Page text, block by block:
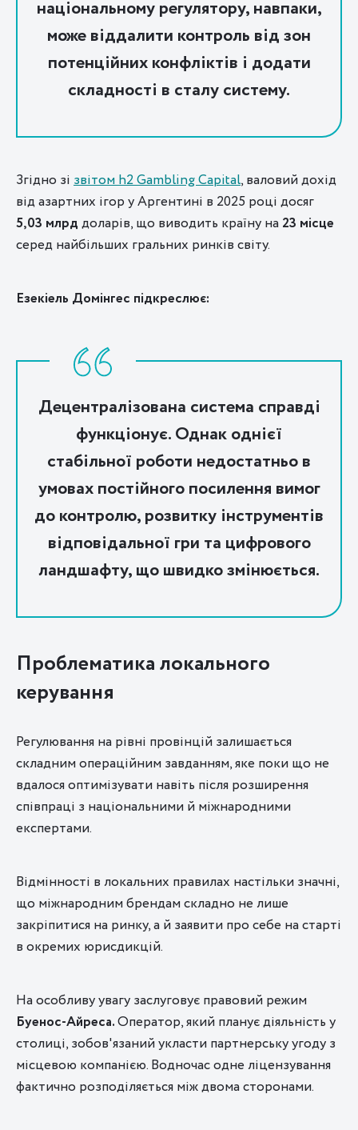
національному регулятору, навпаки,
може віддалити контроль від зон
потенційних конфліктів і додати
складності в сталу систему.
Згідно зі звітом h2 Gambling Capital, валовий дохід
від азартних ігор у Аргентині в 2025 році досяг
5,03 млрд доларів, що виводить країну на 23 місце
серед найбільших гральних ринків світу.
Езекіель Домінгес підкреслює:
Децентралізована система справді
функціонує. Однак однієї
стабільної роботи недостатньо в
умовах постійного посилення вимог
до контролю, розвитку інструментів
відповідальної гри та цифрового
ландшафту, що швидко змінюється.
Проблематика локального
керування
Регулювання на рівні провінцій залишається
складним операційним завданням, яке поки що не
вдалося оптимізувати навіть після розширення
співпраці з національними й міжнародними
експертами.
Відмінності в локальних правилах настільки значні,
що міжнародним брендам складно не лише
закріпитися на ринку, а й заявити про себе на старті
в окремих юрисдикцій.
На особливу увагу заслуговує правовий режим
Буенос-Айреса.Оператор, який планує діяльність у
столиці, зобов'язаний укласти партнерську угоду з
місцевою компанією. Водночас одне ліцензування
фактично розподіляється між двома сторонами.